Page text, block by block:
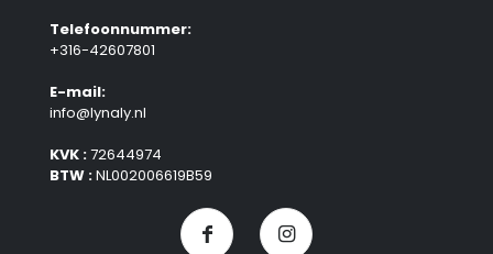
Telefoonnummer:
+316-42607801
E-mail:
info@lynaly.nl
KVK :72644974
BTW :NL002006619B59